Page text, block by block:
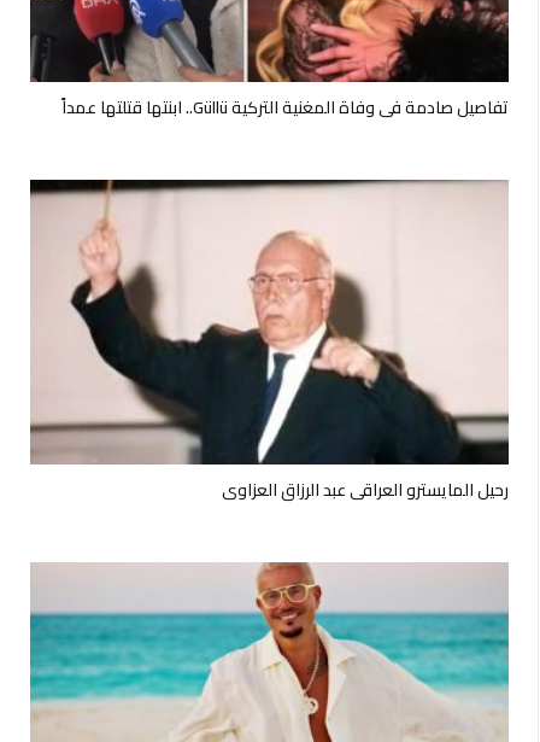
تفاصيل صادمة في وفاة المغنية التركية Güllü.. ابنتها قتلتها عمداً
رحيل المايسترو العراقي عبد الرزاق العزاوي